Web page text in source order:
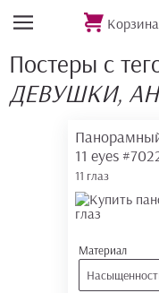
Корзина
Постеры с
ДЕВУШКИ,
11 eyes
11 глаз
Материал